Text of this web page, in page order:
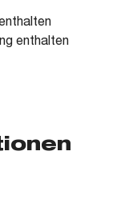
enthalten